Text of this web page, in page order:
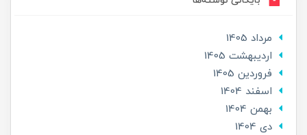
مرداد 1405
ارديبهشت 1405
فروردین 1405
اسفند 1404
بهمن 1404
دی 1404